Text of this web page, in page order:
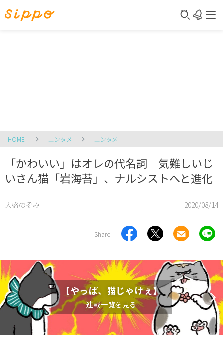
HOME エンタメ エンタメ
「かわいい」はオレの代名詞 気難しいじ
いさん猫「岩海苔」、ナルシストへと進化
大盛のぞみ 2020/08/14
Share
【やっぱ、猫じゃけぇ】
連載一覧を見る